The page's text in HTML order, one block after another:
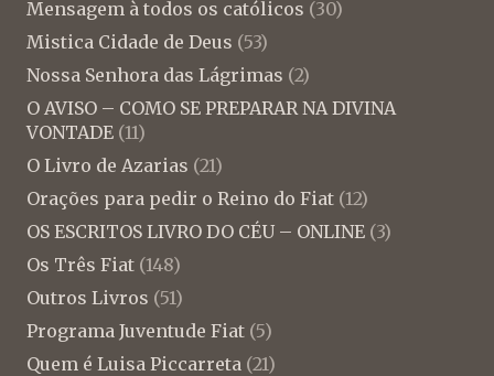
Mensagem à todos os católicos (30)
Mistica Cidade de Deus (53)
Nossa Senhora das Lágrimas (2)
O AVISO – COMO SE PREPARAR NA DIVINA
VONTADE (11)
O Livro de Azarias (21)
Orações para pedir o Reino do Fiat (12)
OS ESCRITOS LIVRO DO CÉU – ONLINE (3)
Os Três Fiat (148)
Outros Livros (51)
Programa Juventude Fiat (5)
Quem é Luisa Piccarreta (21)